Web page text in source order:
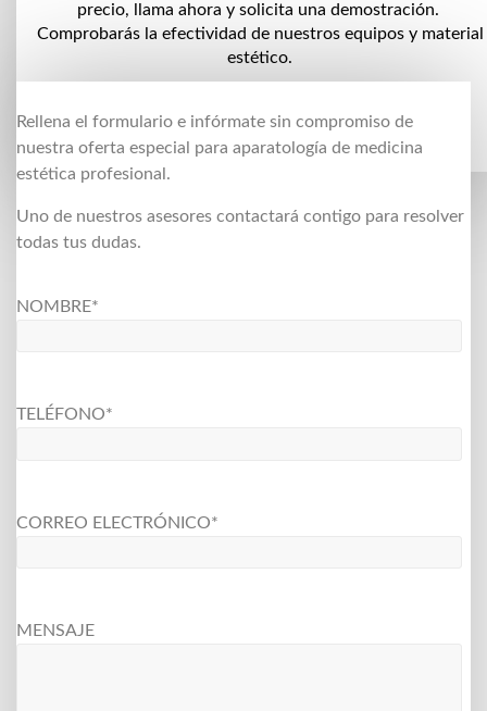
precio, llama ahora y solicita una demostración.
Comprobarás la efectividad de nuestros equipos y material
estético.
Rellena el formulario e infórmate sin compromiso de
nuestra oferta especial para aparatología de medicina
estética profesional.
Uno de nuestros asesores contactará contigo para resolver
todas tus dudas.
NOMBRE*
TELÉFONO*
CORREO ELECTRÓNICO*
MENSAJE